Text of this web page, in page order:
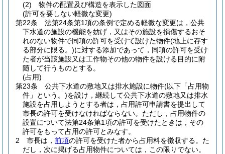
(2)
物件の配置及び構造を表示した図面
(許可を要しない軽微な変更)
第22条
法第24条第1項の条例で定める軽微な変更は，公共
下水道の施設の機能を妨げ，又はその施設を損傷するおそ
れのない物件で同項の許可を受けて設けた物件(地上に存す
る部分に限る。)に対する添加であって，同項の許可を受け
た者が当該施設又は工作物その他の物件を設ける目的に附
随して行うものとする。
(占用)
第23条
公共下水道の敷地又は排水施設に物件(以下「占用物
件」という。)を設け，継続して公共下水道の敷地又は排水
施設を占用しようとする者は，占用許可申請書を提出して
市長の許可を受けなければならない。 ただし，占用物件の
設置について法第24条第1項の許可を受けたときは，その
許可をもって占用の許可とみなす。
2
市長は， 前項の許可を受けた者から占用料を徴収する。 た
だし，次に掲げる占用物件については，この限りでない。